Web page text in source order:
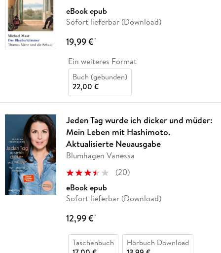
eBook epub
Sofort lieferbar (Download)
19,99 €*
Ein weiteres Format
Buch (gebunden)
22,00 €
Jeden Tag wurde ich dicker und müder:
Mein Leben mit Hashimoto.
Aktualisierte Neuausgabe
Blumhagen Vanessa
(20)
eBook epub
Sofort lieferbar (Download)
12,99 €*
Taschenbuch
Hörbuch Download